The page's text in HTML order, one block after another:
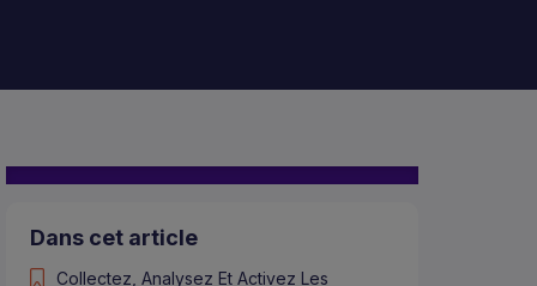
Dans cet article
Collectez, Analysez Et Activez Les